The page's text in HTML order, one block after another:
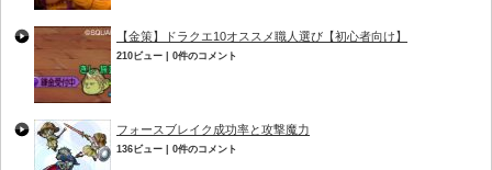
【金策】ドラクエ10オススメ職人選び【初心者向け】
210ビュー 0件のコメント
フォースブレイク成功率と攻撃魔力
136ビュー 0件のコメント